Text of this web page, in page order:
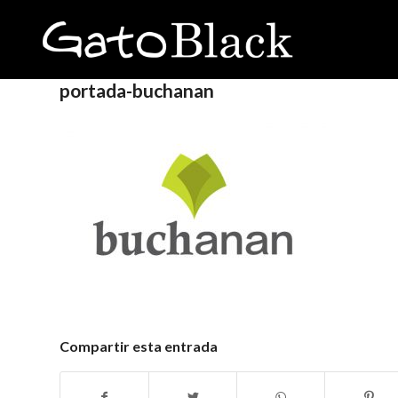
portada-buchanan
Compartir esta entrada